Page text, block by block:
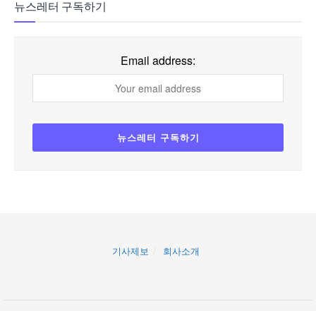
뉴스레터 구독하기
Email address:
기사제보 회사소개